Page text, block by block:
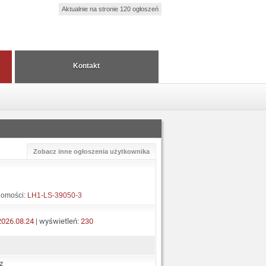
Aktualnie na stronie 120 ogłoszeń
Kontakt
Zobacz inne ogłoszenia użytkownika
LH1-LS-39050-3
| wyświetleń: 230